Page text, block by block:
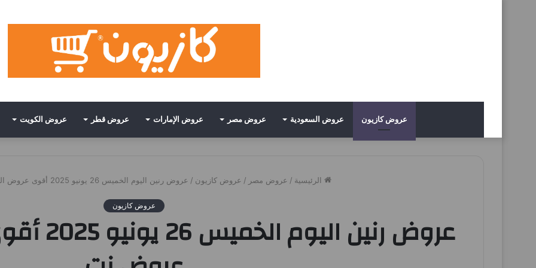
عروض كازيون عروض السعودية عروض مصر عروض الإمارات عروض قطر عروض الكويت
الرئيسية / عروض مصر / عروض كازيون / عروض رنين اليوم الخميس 26 يونيو 2025 أقوى عروض التكييف • عروض نت
عروض كازيون
عروض